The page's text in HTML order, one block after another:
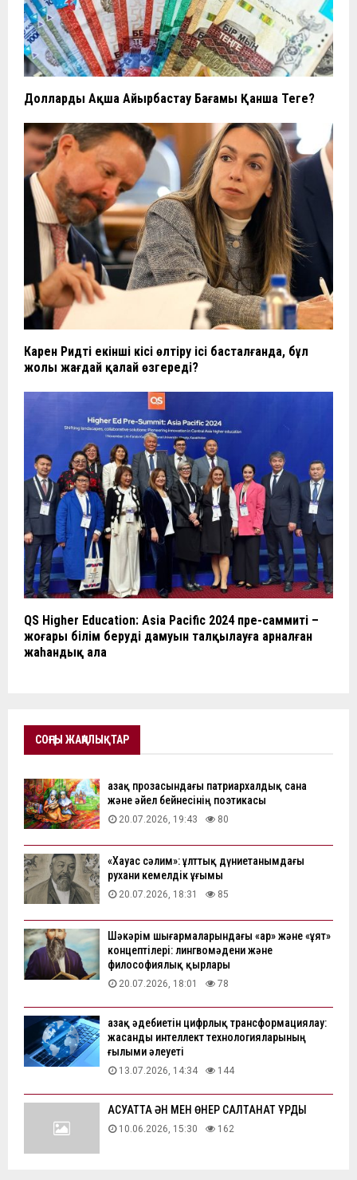
Доллардың Ақша Айырбастау Бағамы Қанша Теңге?
Карен Ридтің екінші кісі өлтіру ісі басталғанда, бұл
жолы жағдай қалай өзгереді?
QS Higher Education: Asia Pacific 2024 пре-саммиті –
жоғары білім берудің дамуын талқылауға арналған
жаһандық алаң
СОҢҒЫ ЖАҢАЛЫҚТАР
Қазақ прозасындағы патриархалдық сана
және әйел бейнесінің поэтикасы
20.07.2026, 19:43 80
«Хауас сәлим»: ұлттық дүниетанымдағы
рухани кемелдік ұғымы
20.07.2026, 18:31 85
Шәкәрім шығармаларындағы «ар» және «ұят»
концептілері: лингвомәдени және
философиялық қырлары
20.07.2026, 18:01 78
Қазақ әдебиетін цифрлық трансформациялау:
жасанды интеллект технологияларының
ғылыми әлеуеті
13.07.2026, 14:34 144
АҚСУАТТА ӘН МЕН ӨНЕР САЛТАНАТ ҚҰРДЫ
10.06.2026, 15:30 162